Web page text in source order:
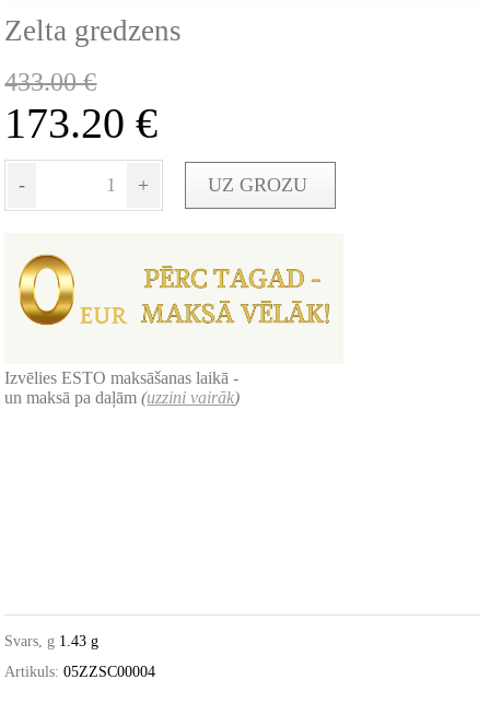
Zelta gredzens
433.00€
173.20€
- + UZ GROZU
Izvēlies ESTO maksāšanas laikā -
un maksā pa daļām(uzzini vairāk)
Svars, g 1.43 g
Artikuls: 05ZZSC00004